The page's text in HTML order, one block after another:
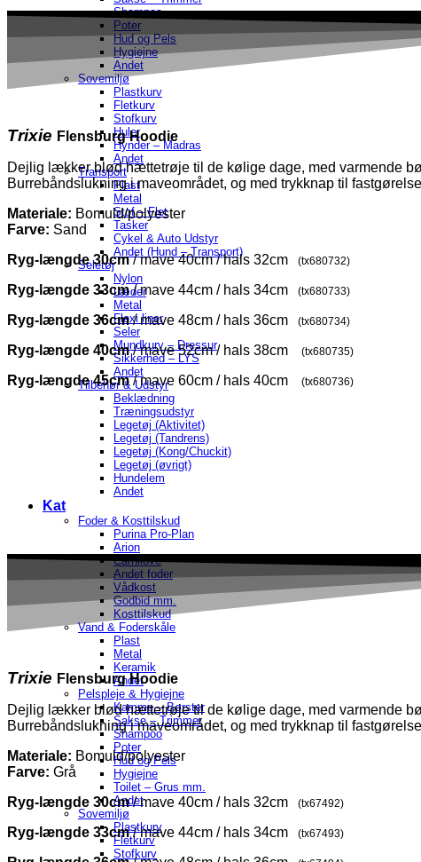
Shampoo
Poter
Hud og Pels
Hygiejne
Andet
Sovemiljø
Plastkurv
Fletkurv
Stofkurv
Huler
Hynder – Madras
Andet
Transport
Plast
Metal
Stof – Flet
Tasker
Cykel & Auto Udstyr
Andet (Hund – Transport)
Seletøj
Nylon
Læder
Metal
Flexi liner
Seler
Mundkurv – Dressur
Sikkerhed – LYS
Andet
Tilbehør & Udstyr
Beklædning
Træningsudstyr
Legetøj (Aktivitet)
Legetøj (Tandrens)
Legetøj (Kong/Chuckit)
Legetøj (øvrigt)
Hundelem
Andet
Kat
Foder & Kosttilskud
Purina Pro-Plan
Arion
Carnilove
Andet foder
Vådkost
Godbid mm.
Kosttilskud
Vand & Foderskåle
Plast
Metal
Keramik
Andet
Pelspleje & Hygiejne
Kamme – Børster
Sakse – Trimmer
Shampoo
Poter
Hud og Pels
Hygiejne
Toilet – Grus mm.
Andet
Sovemiljø
Plastkurv
Fletkurv
Stofkurv
Trixie Flensburg Hoodie
Dejlig lækker blød hættetrøje til de kølige dage, med varmende
Burrebåndslukning i maveområdet, og med trykknap til
Materiale: Bomuld/polyester
Farve: Sand
Ryg-længde 30cm/ mave 40cm / hals 32cm (tx680732)
Ryg-længde 33cm/ mave 44cm / hals 34cm (tx680733)
Ryg-længde 36cm/ mave 48cm / hals 36cm (tx680734)
Ryg-længde 40cm/ mave 52cm / hals 38cm (tx680735)
Ryg-længde 45cm/ mave 60cm / hals 40cm (tx680736)
Trixie Flensburg Hoodie
Dejlig lækker blød hættetrøje til de kølige dage, med varmende
Burrebåndslukning i maveområdet, og med trykknap til
Materiale: Bomuld/polyester
Farve: Grå
Ryg-længde 30cm/ mave 40cm / hals 32cm (tx67492)
Ryg-længde 33cm/ mave 44cm / hals 34cm (tx67493)